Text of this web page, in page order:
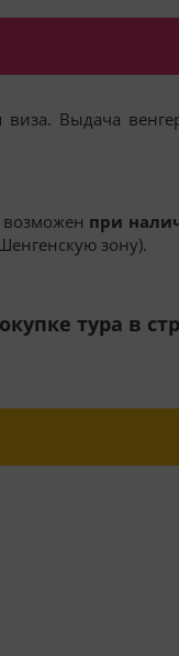
Выдача
при
зону).
тура в